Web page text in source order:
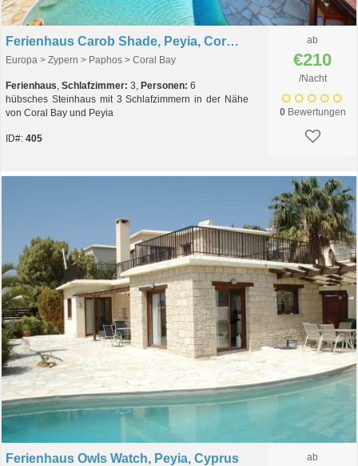
Ferienhaus Carob Shade, Peyia, Coral Bay, Zypern
Europa > Zypern > Paphos > Coral Bay
Ferienhaus, Schlafzimmer: 3, Personen: 6
hübsches Steinhaus mit 3 Schlafzimmern in der Nähe
von Coral Bay und Peyia
ID#: 405
ab
€210
/Nacht
0Bewertungen
Ferienhaus Owls Watch, Peyia, Cyprus ab